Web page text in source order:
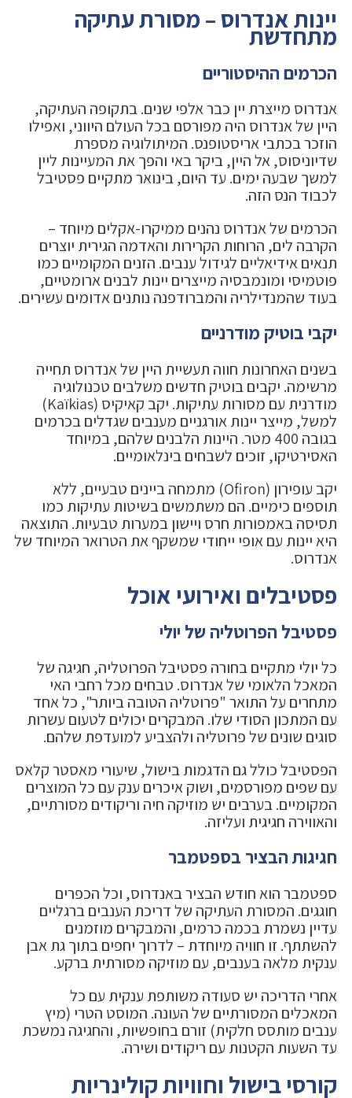
יינות אנדרוס – מסורת עתיקה
מתחדשת
הכרמים ההיסטוריים
אנדרוס מייצרת יין כבר אלפי שנים. בתקופה העתיקה,
היין של אנדרוס היה מפורסם בכל העולם היווני, ואפילו
הוזכר בכתבי אריסטופנס. המיתולוגיה מספרת
שדיוניסוס, אל היין, ביקר באי והפך את המעיינות ליין
למשך שבעה ימים. עד היום, בינואר מתקיים פסטיבל
לכבוד הנס הזה.
הכרמים של אנדרוס נהנים ממיקרו-אקלים מיוחד –
הקרבה לים, הרוחות הקרירות והאדמה הגירית יוצרים
תנאים אידיאליים לגידול ענבים. הזנים המקומיים כמו
פוטמיסי ומונמבסיה מייצרים יינות לבנים ארומטיים,
בעוד שהמנדילריה והמברודפנה נותנים אדומים עשירים.
יקבי בוטיק מודרניים
בשנים האחרונות חווה תעשיית היין של אנדרוס תחייה
מרשימה. יקבים בוטיק חדשים משלבים טכנולוגיה
מודרנית עם מסורות עתיקות. יקב קאיקיס (Kaïkias)
למשל, מייצר יינות אורגניים מענבים שגדלים בכרמים
בגובה 400 מטר. היינות הלבנים שלהם, במיוחד
האסירטיקו, זוכים לשבחים בינלאומיים.
יקב עופירון (Ofiron) מתמחה ביינים טבעיים, ללא
תוספים כימיים. הם משתמשים בשיטות עתיקות כמו
תסיסה באמפורות חרס ויישון במערות טבעיות. התוצאה
היא יינות עם אופי ייחודי שמשקף את הטרואר המיוחד של
אנדרוס.
פסטיבלים ואירועי אוכל
פסטיבל הפרוטליה של יולי
כל יולי מתקיים בחורה פסטיבל הפרוטליה, חגיגה של
המאכל הלאומי של אנדרוס. טבחים מכל רחבי האי
מתחרים על התואר "פרוטליה הטובה ביותר", כל אחד
עם המתכון הסודי שלו. המבקרים יכולים לטעום עשרות
סוגים שונים של פרוטליה ולהצביע למועדפת שלהם.
הפסטיבל כולל גם הדגמות בישול, שיעורי מאסטר קלאס
עם שפים מפורסמים, ושוק איכרים ענק עם כל המוצרים
המקומיים. בערבים יש מוזיקה חיה וריקודים מסורתיים,
והאווירה חגיגית ועליזה.
חגיגות הבציר בספטמבר
ספטמבר הוא חודש הבציר באנדרוס, וכל הכפרים
חוגגים. המסורת העתיקה של דריכת הענבים ברגליים
עדיין נשמרת בכמה כרמים, והמבקרים מוזמנים
להשתתף. זו חוויה מיוחדת – לדרוך יחפים בתוך גת אבן
ענקית מלאה בענבים, עם מוזיקה מסורתית ברקע.
אחרי הדריכה יש סעודה משותפת ענקית עם כל
המאכלים המסורתיים של העונה. המוסט הטרי (מיץ
ענבים מותסס חלקית) זורם בחופשיות, והחגיגה נמשכת
עד השעות הקטנות עם ריקודים ושירה.
קורסי בישול וחוויות קולינריות